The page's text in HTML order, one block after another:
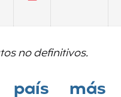
no definitivos.
más